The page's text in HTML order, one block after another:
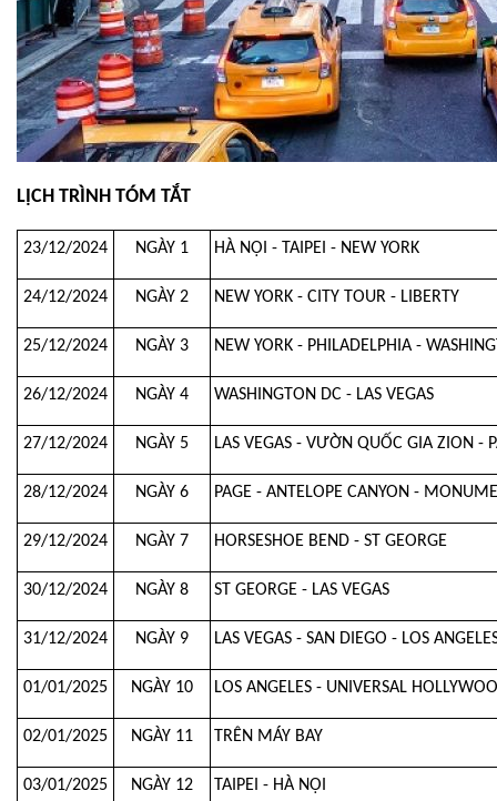
LỊCH TRÌNH TÓM TẮT
23/12/2024 NGÀY 1 HÀ NỘI - TAIPEI - NEW YORK
24/12/2024 NGÀY 2 NEW YORK - CITY TOUR - LIBERTY
25/12/2024 NGÀY 3 NEW YORK - PHILADELPHIA -
26/12/2024 NGÀY 4 WASHINGTON DC - LAS VEGAS
27/12/2024 NGÀY 5 LAS VEGAS - VƯỜN QUỐC GIA ZION -
28/12/2024 NGÀY 6 PAGE - ANTELOPE CANYON -
29/12/2024 NGÀY 7 HORSESHOE BEND - ST GEORGE
30/12/2024 NGÀY 8 ST GEORGE - LAS VEGAS
31/12/2024 NGÀY 9 LAS VEGAS - SAN DIEGO - LOS
01/01/2025 NGÀY 10 LOS ANGELES - UNIVERSAL
02/01/2025 NGÀY 11 TRÊN MÁY BAY
03/01/2025 NGÀY 12 TAIPEI - HÀ NỘI